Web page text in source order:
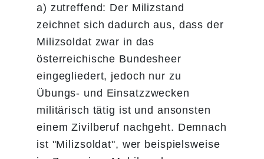
a) zutreffend: Der Milizstand
zeichnet sich dadurch aus, dass der
Milizsoldat zwar in das
österreichische Bundesheer
eingegliedert, jedoch nur zu
Übungs- und Einsatzzwecken
militärisch tätig ist und ansonsten
einem Zivilberuf nachgeht. Demnach
ist "Milizsoldat", wer beispielsweise